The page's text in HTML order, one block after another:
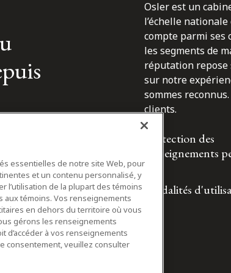
Osler est un
l’échelle
compte parmi ses
les segments de
réputation repose
sur notre
sommes
clients.
Protection des
renseignements
Modalités
essentielles de notre site Web, pour
et un contenu personnalisé, y
l’utilisation de la plupart des témoins
témoins. Vos renseignements
en dehors du territoire où vous
gérons les renseignements
d’accéder à vos renseignements
consentement, veuillez consulter